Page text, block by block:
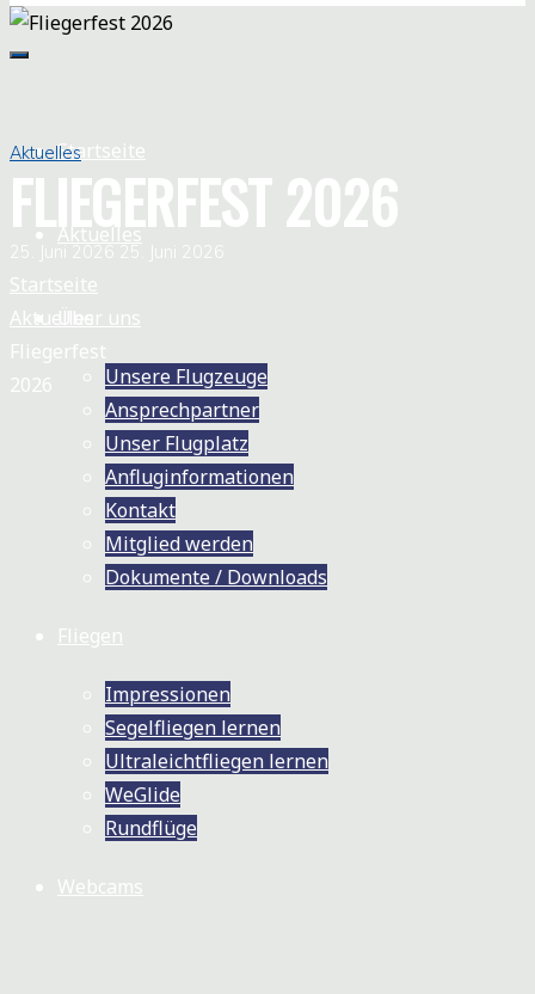
SFG
BACKNANG
BACKNANG
Startseite
Aktuelles
Über uns
Unsere Flugzeuge
Ansprechpartner
Unser Flugplatz
Anfluginformationen
Kontakt
Mitglied werden
Dokumente / Downloads
Fliegen
Impressionen
Segelfliegen lernen
Ultraleichtfliegen lernen
WeGlide
Rundflüge
Webcams
Aktuelles
FLIEGERFEST 2026
25. Juni 2026 25. Juni 2026
Startseite
Aktuelles
Fliegerfest
2026